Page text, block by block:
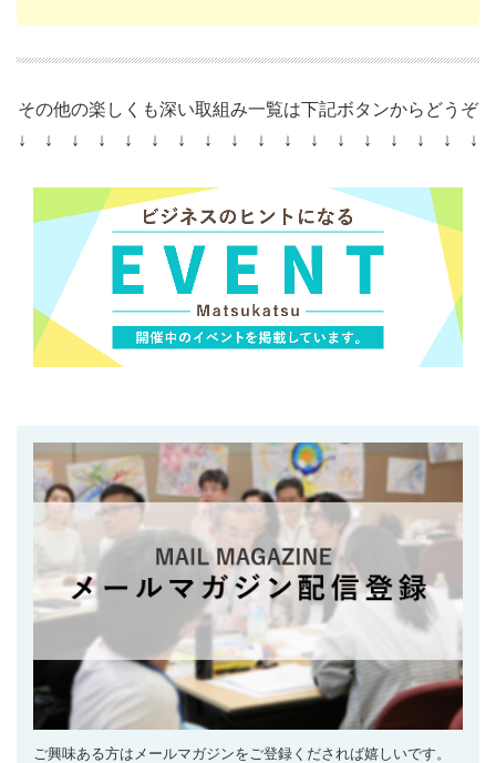
その他の楽しくも深い取組み一覧は下記ボタンからどうぞ
↓ ↓ ↓ ↓ ↓ ↓ ↓ ↓ ↓ ↓ ↓ ↓ ↓ ↓ ↓ ↓ ↓ ↓
ご興味ある方はメールマガジンをご登録くだされば嬉しいです。